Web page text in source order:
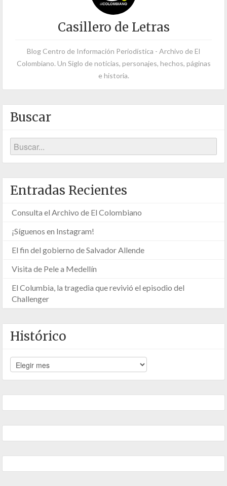
Casillero de Letras
Blog Centro de Información Periodística - Archivo de El
Colombiano. Un Siglo de noticias, personajes, hechos, páginas
e historia.
Buscar
Entradas Recientes
Consulta el Archivo de El Colombiano
¡Síguenos en Instagram!
El fin del gobierno de Salvador Allende
Visita de Pele a Medellín
El Columbia, la tragedia que revivió el episodio del
Challenger
Histórico